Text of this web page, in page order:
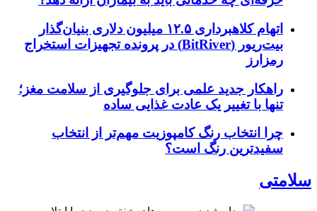
اتهام کلاهبرداری ۱۲.۵ میلیون دلاری بنیان‌گذار
بیت‌ریور (BitRiver) در پرونده تجهیزات استخراج
رمزارز
راهکار جدید علمی برای جلوگیری از سلامت مغز؛
تنها با تغییر یک عادت غذایی ساده
چرا انتخاب رنگ کامپوزیت مهم‌تر از انتخاب
سفیدترین رنگ است؟
سلامتی